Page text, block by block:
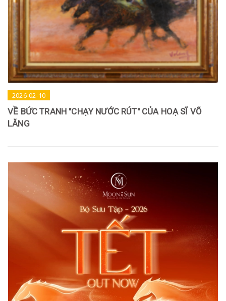
2026-02-10
VỀ BỨC TRANH "CHẠY NƯỚC RÚT" CỦA HOẠ SĨ VÕ
LĂNG